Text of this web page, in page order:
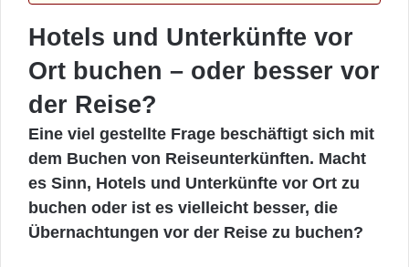
Hotels und Unterkünfte vor
Ort buchen – oder besser vor
der Reise?
Eine viel gestellte Frage beschäftigt sich mit
dem Buchen von Reiseunterkünften. Macht
es Sinn, Hotels und Unterkünfte vor Ort zu
buchen oder ist es vielleicht besser, die
Übernachtungen vor der Reise zu buchen?